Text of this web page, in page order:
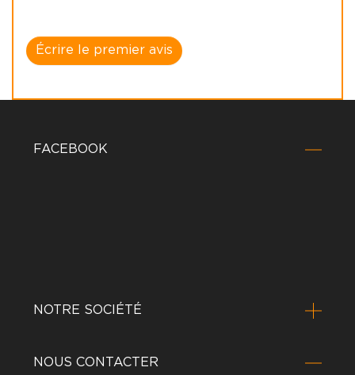
Écrire le premier avis
FACEBOOK
NOTRE SOCIÉTÉ
NOUS CONTACTER